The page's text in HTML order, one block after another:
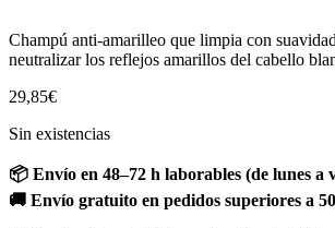
Champú anti-amarilleo que limpia con
neutralizar los reflejos amarillos del cabello
29,85€
Sin existencias
📦 Envío en 48–72 h laborables (de lunes a
🚚 Envío gratuito en pedidos superiores a